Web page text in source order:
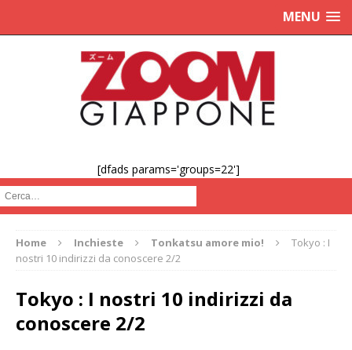
MENU
[dfads params='groups=22']
Cerca :
Home Inchieste Tonkatsu amore mio!
Tokyo : I
nostri 10 indirizzi da conoscere 2/2
Tokyo : I nostri 10 indirizzi da
conoscere 2/2